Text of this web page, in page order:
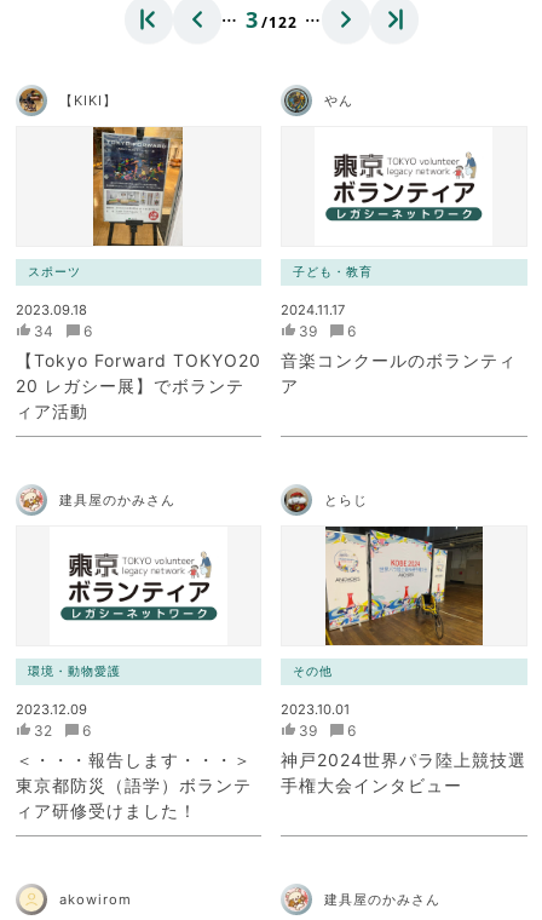
… 3/122 …
【KIKI】
スポーツ
2023.09.18
34 6
【Tokyo Forward TOKYO20
20 レガシー展】でボランテ
ィア活動
やん
子ども・教育
2024.11.17
39 6
音楽コンクールのボランティ
ア
建具屋のかみさん
環境・動物愛護
2023.12.09
32 6
＜・・・報告します・・・＞
東京都防災（語学）ボランテ
ィア研修受けました！
とらじ
その他
2023.10.01
39 6
神戸2024世界パラ陸上競技選
手権大会インタビュー
akowirom 建具屋のかみさん